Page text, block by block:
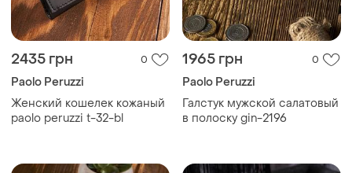
2435 грн 0
Paolo Peruzzi
Женский кошелек кожаный
paolo peruzzi t-32-bl
1965 грн 0
Paolo Peruzzi
Галстук мужской салатовый
в полоску gin-2196